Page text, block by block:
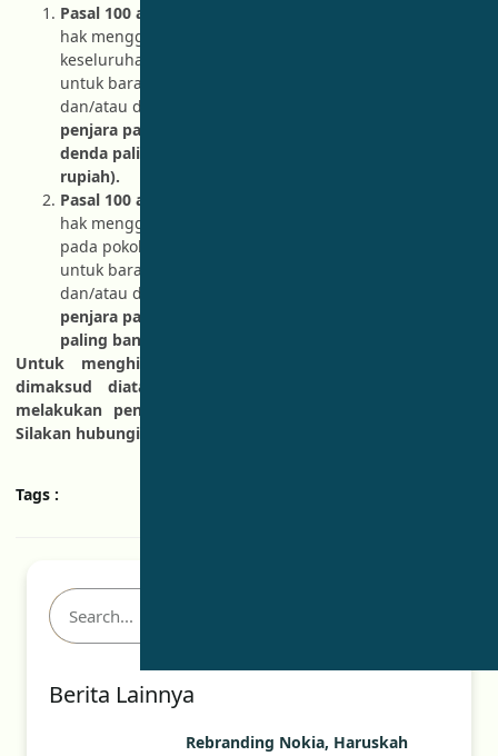
Pasal 100 ayat (1)
hak menggunakan Merek yang sama pada
keseluruhannya dengan Merek terdaftar milik pihak lain
untuk barang dan/atau jasa sejenis yang diproduksi
dan/atau diperdagangkan,
penjara paling lama 5 (lima) tahun dan/atau pidana
denda paling banyak Rp2.000.000.000,00 (dua miliar
rupiah).
Pasal 100 ayat (2)
hak menggunakan Merek yang mempunyai persamaan
pada pokoknya dengan Merek terdaftar milik pihak lain
untuk barang dan/atau jasa sejenis yang diproduksi
dan/atau diperdagangkan,
penjara paling lama 4 (empat) tahun dan/atau denda
paling banyak Rp2.000.000.000,00 (dua miliar rupiah).
Untuk menghindari upaya-upaya pidana sebagaimana
dimaksud diatas, maka kami siap membantu untuk
melakukan pengecekan dan mendaftarkan merek anda.
Silakan hubungi tim patenku.id
Tags :
Berita Lainnya
Rebranding Nokia, Haruskah